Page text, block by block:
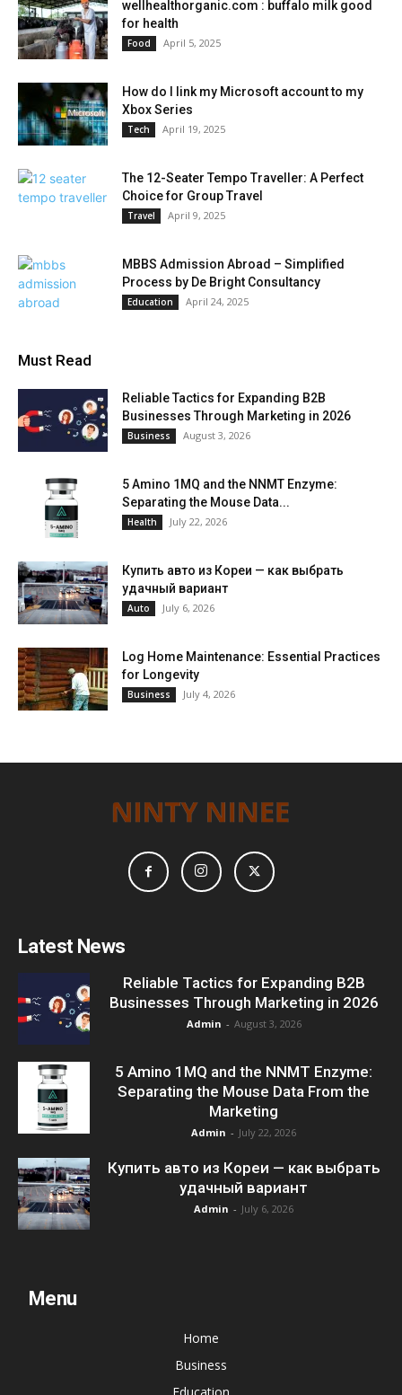
wellhealthorganic.com : buffalo milk good
for health
Food April 5, 2025
How do I link my Microsoft account to my
Xbox Series
Tech April 19, 2025
The 12-Seater Tempo Traveller: A Perfect
Choice for Group Travel
Travel April 9, 2025
MBBS Admission Abroad – Simplified
Process by De Bright Consultancy
Education April 24, 2025
Must Read
Reliable Tactics for Expanding B2B
Businesses Through Marketing in 2026
Business August 3, 2026
5 Amino 1MQ and the NNMT Enzyme:
Separating the Mouse Data...
Health July 22, 2026
Купить авто из Кореи — как выбрать
удачный вариант
Auto July 6, 2026
Log Home Maintenance: Essential Practices
for Longevity
Business July 4, 2026
Latest News
Reliable Tactics for Expanding B2B
Businesses Through Marketing in 2026
Admin - August 3, 2026
5 Amino 1MQ and the NNMT Enzyme:
Separating the Mouse Data From the
Marketing
Admin - July 22, 2026
Купить авто из Кореи — как выбрать
удачный вариант
Admin - July 6, 2026
Menu
Home
Business